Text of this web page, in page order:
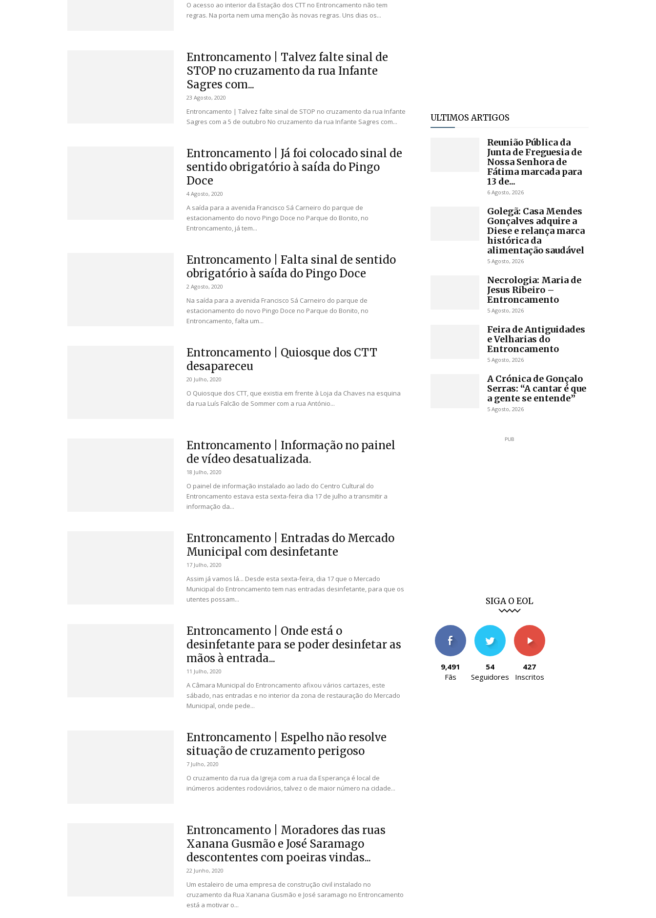
O acesso ao interior da Estação dos CTT no Entroncamento não tem
regras. Na porta nem uma menção às novas regras. Uns dias os...
Entroncamento | Talvez falte sinal de
STOP no cruzamento da rua Infante
Sagres com...
23 Agosto, 2020
Entroncamento | Talvez falte sinal de STOP no cruzamento da rua Infante
Sagres com a 5 de outubro No cruzamento da rua Infante Sagres com...
Entroncamento | Já foi colocado sinal de
sentido obrigatório à saída do Pingo
Doce
4 Agosto, 2020
A saída para a avenida Francisco Sá Carneiro do parque de
estacionamento do novo Pingo Doce no Parque do Bonito, no
Entroncamento, já tem...
Entroncamento | Falta sinal de sentido
obrigatório à saída do Pingo Doce
2 Agosto, 2020
Na saída para a avenida Francisco Sá Carneiro do parque de
estacionamento do novo Pingo Doce no Parque do Bonito, no
Entroncamento, falta um...
Entroncamento | Quiosque dos CTT
desapareceu
20 Julho, 2020
O Quiosque dos CTT, que existia em frente à Loja da Chaves na esquina
da rua Luís Falcão de Sommer com a rua António...
Entroncamento | Informação no painel
de vídeo desatualizada.
18 Julho, 2020
O painel de informação instalado ao lado do Centro Cultural do
Entroncamento estava esta sexta-feira dia 17 de julho a transmitir a
informação da...
Entroncamento | Entradas do Mercado
Municipal com desinfetante
17 Julho, 2020
Assim já vamos lá... Desde esta sexta-feira, dia 17 que o Mercado
Municipal do Entroncamento tem nas entradas desinfetante, para que os
utentes possam...
Entroncamento | Onde está o
desinfetante para se poder desinfetar as
mãos à entrada...
11 Julho, 2020
A Câmara Municipal do Entroncamento afixou vários cartazes, este
sábado, nas entradas e no interior da zona de restauração do Mercado
Municipal, onde pede...
Entroncamento | Espelho não resolve
situação de cruzamento perigoso
7 Julho, 2020
O cruzamento da rua da Igreja com a rua da Esperança é local de
inúmeros acidentes rodoviários, talvez o de maior número na cidade...
Entroncamento | Moradores das ruas
Xanana Gusmão e José Saramago
descontentes com poeiras vindas...
22 Junho, 2020
Um estaleiro de uma empresa de construção civil instalado no
cruzamento da Rua Xanana Gusmão e José saramago no Entroncamento
está a motivar o...
ULTIMOS ARTIGOS
Reunião Pública da
Junta de Freguesia de
Nossa Senhora de
Fátima marcada para
13 de...
6 Agosto, 2026
Golegã: Casa Mendes
Gonçalves adquire a
Diese e relança marca
histórica da
alimentação saudável
5 Agosto, 2026
Necrologia: Maria de
Jesus Ribeiro –
Entroncamento
5 Agosto, 2026
Feira de Antiguidades
e Velharias do
Entroncamento
5 Agosto, 2026
A Crónica de Gonçalo
Serras: “A cantar é que
a gente se entende”
5 Agosto, 2026
PUB
SIGA O EOL
9,491
Fãs
54
Seguidores
427
Inscritos